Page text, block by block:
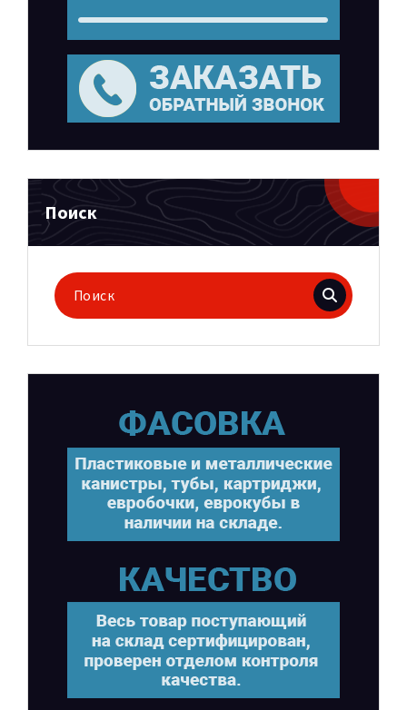
Поиск
Поиск
для: